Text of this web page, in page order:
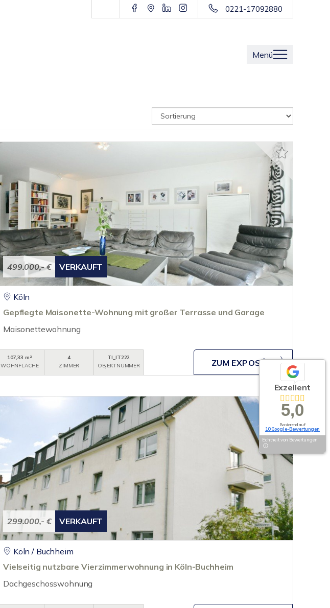
0221-17092880
Menü
499.000,- € VERKAUFT
Köln
Gepflegte Maisonette-Wohnung mit großer Terrasse und Garage
Maisonettewohnung
107,33 m²
WOHNFLÄCHE
4
ZIMMER
TI_IT222
OBJEKTNUMMER
ZUM EXPOSÉ
299.000,- € VERKAUFT
Köln / Buchheim
Vielseitig nutzbare Vierzimmerwohnung in Köln-Buchheim
Dachgeschosswohnung
Exzellent
5,0
Basierend auf
10 Google-Bewertungen
Echtheit von Bewertungen